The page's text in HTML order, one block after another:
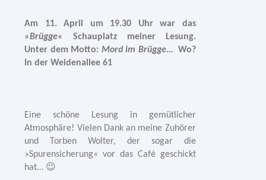
Am 11. April um 19.30 Uhr war das
»Brügge«
Schauplatz mei­ner Lesung.
Unter dem Motto: Mord im Brügge… Wo?
In der Weidenallee 61
Eine schö­ne Lesung in gemüt­li­cher
Atmosphäre! Vielen Dank an mei­ne Zuhörer
und Torben Wolter, der sogar die
»Spurensicherung« vor das Café geschickt
hat… 😉